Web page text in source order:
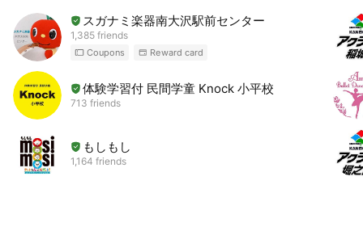
スガナミ楽器南大沢駅前センター
1,385 friends
Coupons Reward card
体験学習付 民間学童 Knock 小平校
713 friends
もしもし
1,164 friends